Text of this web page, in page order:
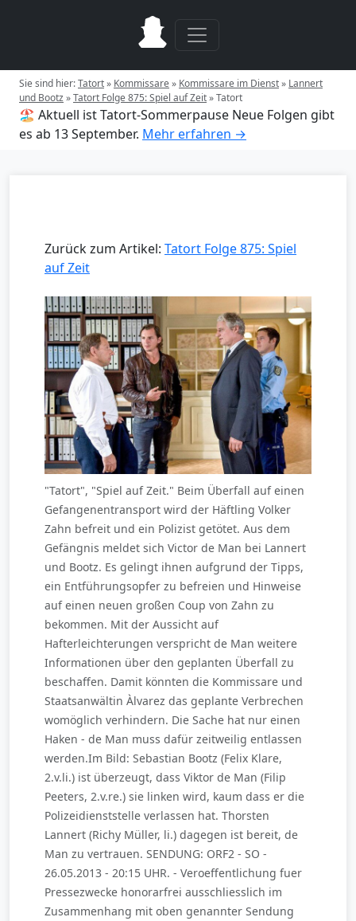
Sie sind hier:Tatort» Kommissare» Kommissare im Dienst» Lannert
und Bootz»Tatort Folge 875: Spiel auf Zeit»Tatort
🏖️ Aktuell ist Tatort-Sommerpause Neue Folgen gibt
es ab 13 September. Mehr erfahren →
Zurück zum Artikel: Tatort Folge 875: Spiel
auf Zeit
"Tatort", "Spiel auf Zeit." Beim Überfall auf einen
Gefangenentransport wird der Häftling Volker
Zahn befreit und ein Polizist getötet. Aus dem
Gefängnis meldet sich Victor de Man bei Lannert
und Bootz. Es gelingt ihnen aufgrund der Tipps,
ein Entführungsopfer zu befreien und Hinweise
auf einen neuen großen Coup von Zahn zu
bekommen. Mit der Aussicht auf
Hafterleichterungen verspricht de Man weitere
Informationen über den geplanten Überfall zu
beschaffen. Damit könnten die Kommissare und
Staatsanwältin Àlvarez das geplante Verbrechen
womöglich verhindern. Die Sache hat nur einen
Haken - de Man muss dafür zeitweilig entlassen
werden.Im Bild: Sebastian Bootz (Felix Klare,
2.v.li.) ist überzeugt, dass Viktor de Man (Filip
Peeters, 2.v.re.) sie linken wird, kaum dass er die
Polizeidienststelle verlassen hat. Thorsten
Lannert (Richy Müller, li.) dagegen ist bereit, de
Man zu vertrauen. SENDUNG: ORF2 - SO -
26.05.2013 - 20:15 UHR. - Veroeffentlichung fuer
Pressezwecke honorarfrei ausschliesslich im
Zusammenhang mit oben genannter Sendung